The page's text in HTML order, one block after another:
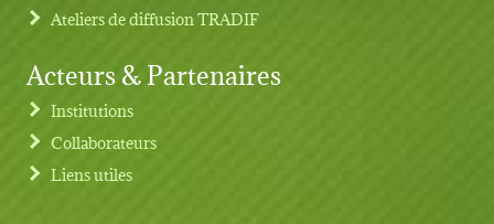
Ateliers de diffusion TRADIF
Acteurs & Partenaires
Institutions
Collaborateurs
Liens utiles